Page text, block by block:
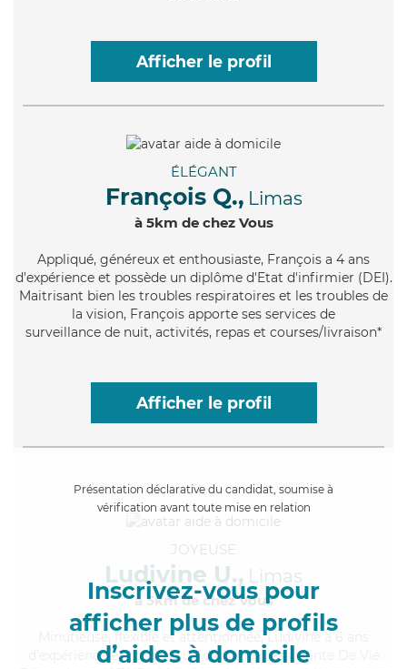
Afficher le profil
ÉLÉGANT
François Q., Limas
à 5km de chez Vous
Appliqué, généreux et enthousiaste, François a 4 ans
d'expérience et possède un diplôme d'Etat d'infirmier (DEI).
Maitrisant bien les troubles respiratoires et les troubles de
la vision, François apporte ses services de
surveillance de nuit, activités, repas et courses/livraison*
Afficher le profil
Présentation déclarative du candidat, soumise à
vérification avant toute mise en relation
Inscrivez-vous pour
afficher plus de profils
d’aides à domicile
JOYEUSE
Ludivine U., Limas
à 5km de chez Vous
, flexible et attentionnée, Ludivine a 6 ans
d'expérience et possède un diplôme d'Assistante De Vie